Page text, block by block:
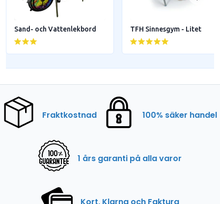
Sand- och Vattenlekbord TFH Sinnesgym - Litet
Fraktkostnad 100% säker handel
1 års garanti på alla varor